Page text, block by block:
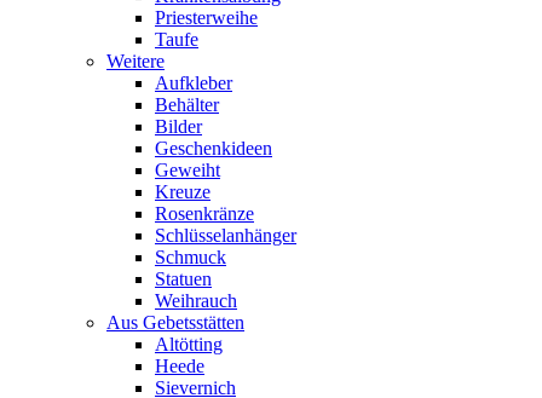
Priesterweihe
Taufe
Weitere
Aufkleber
Behälter
Bilder
Geschenkideen
Geweiht
Kreuze
Rosenkränze
Schlüsselanhänger
Schmuck
Statuen
Weihrauch
Aus Gebetsstätten
Altötting
Heede
Sievernich